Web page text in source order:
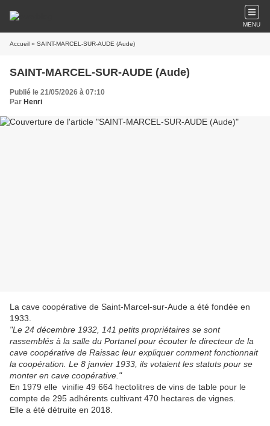
MENU
Accueil » SAINT-MARCEL-SUR-AUDE (Aude)
SAINT-MARCEL-SUR-AUDE (Aude)
Publié le 21/05/2026 à 07:10
Par Henri
La cave coopérative de Saint-Marcel-sur-Aude a été fondée en
1933.
"Le 24 décembre 1932, 141 petits propriétaires se sont
rassemblés à la salle du Portanel pour écouter le directeur de la
cave coopérative de Raissac leur expliquer comment fonctionnait
la coopération. Le 8 janvier 1933, ils votaient les statuts pour se
monter en cave coopérative."
En 1979 elle vinifie 49 664 hectolitres de vins de table pour le
compte de 295 adhérents cultivant 470 hectares de vignes.
Elle a été détruite en 2018.